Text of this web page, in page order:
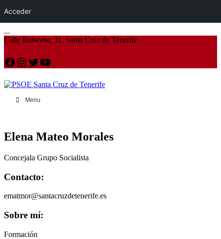
...
Acceder
Calle Robayna, 11. Santa Cruz de Tenerife
Facebook
Instagram
Twitter
YouTube
Menu
Elena Mateo Morales
Concejala Grupo Socialista
Contacto:
ematmor@santacruzdetenerife.es
Sobre mí:
Formación